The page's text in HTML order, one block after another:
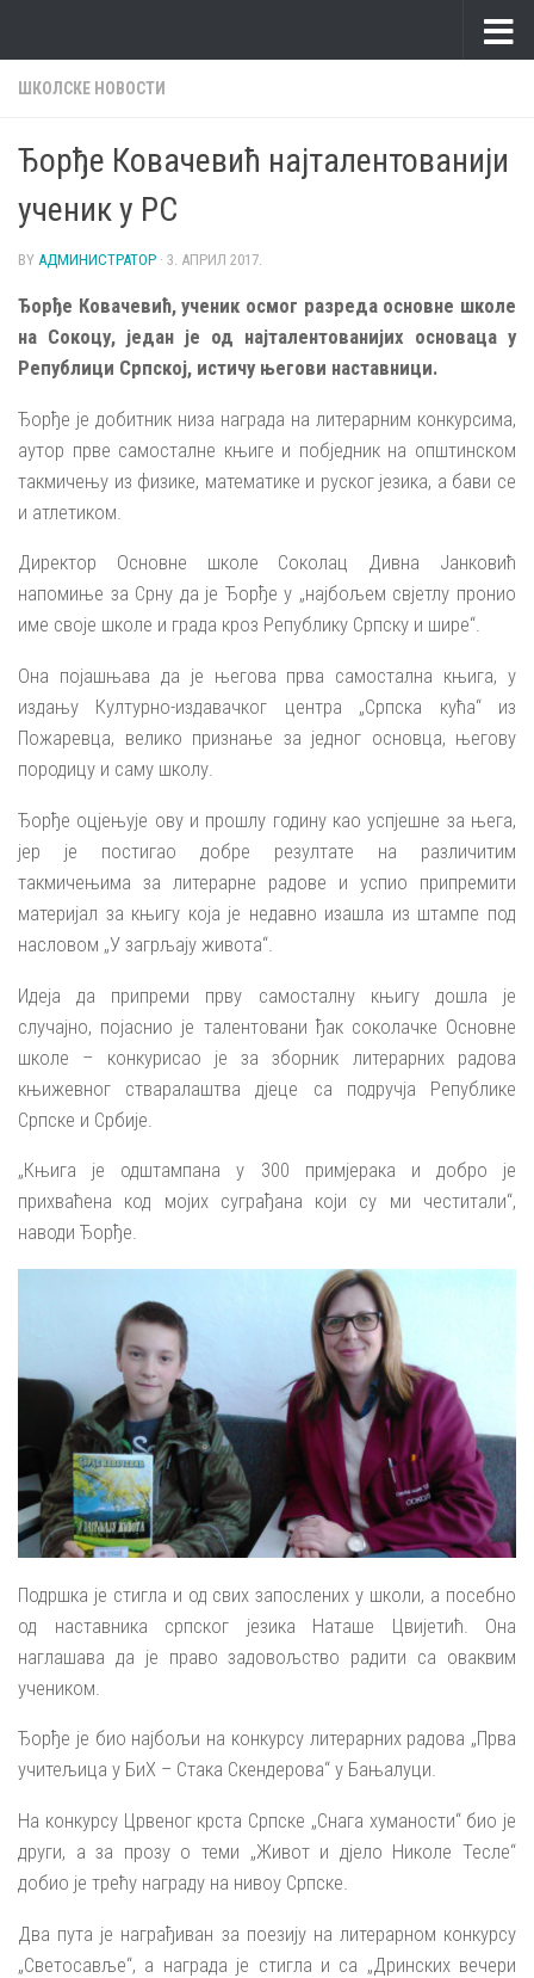
ШКОЛСКЕ НОВОСТИ
Ђорђе Ковачевић најталентованији
ученик у РС
BY АДМИНИСТРАТОР · 3. АПРИЛ 2017.
Ђорђе Ковачевић, ученик осмог разреда основне школе
на Сокоцу, један је од најталентованијих основаца у
Републици Српској, истичу његови наставници.
Ђорђе је добитник низа награда на литерарним конкурсима,
аутор прве самосталне књиге и побједник на општинском
такмичењу из физике, математике и руског језика, а бави се
и атлетиком.
Директор Основне школе Соколац Дивна Јанковић
напомиње за Срну да је Ђорђе у „најбољем свјетлу пронио
име своје школе и града кроз Републику Српску и шире“.
Она појашњава да је његова прва самостална књига, у
издању Културно-издавачког центра „Српска кућа“ из
Пожаревца, велико признање за једног основца, његову
породицу и саму школу.
Ђорђе оцјењује ову и прошлу годину као успјешне за њега,
јер је постигао добре резултате на различитим
такмичењима за литерарне радове и успио припремити
материјал за књигу која је недавно изашла из штампе под
насловом „У загрљају живота“.
Идеја да припреми прву самосталну књигу дошла је
случајно, појаснио је талентовани ђак соколачке Основне
школе – конкурисао је за зборник литерарних радова
књижевног стваралаштва дјеце са подручја Републике
Српске и Србије.
„Књига је одштампана у 300 примјерака и добро је
прихваћена код мојих суграђана који су ми честитали“,
наводи Ђорђе.
Подршка је стигла и од свих запослених у школи, а посебно
од наставника српског језика Наташе Цвијетић. Она
наглашава да је право задовољство радити са оваквим
учеником.
Ђорђе је био најбољи на конкурсу литерарних радова „Прва
учитељица у БиХ – Стака Скендерова“ у Бањалуци.
На конкурсу Црвеног крста Српске „Снага хуманости“ био је
други, а за прозу о теми „Живот и дјело Николе Тесле“
добио је трећу награду на нивоу Српске.
Два пута је награђиван за поезију на литерарном конкурсу
„Светосавље“, а награда је стигла и са „Дринских вечери